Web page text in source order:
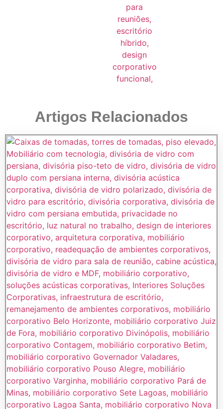
Artigos Relacionados